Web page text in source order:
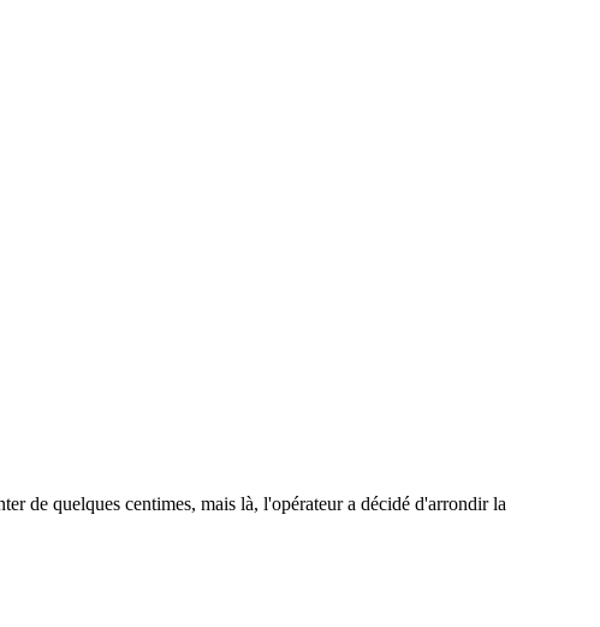
de quelques centimes, mais là, l'opérateur a décidé d'arrondir la